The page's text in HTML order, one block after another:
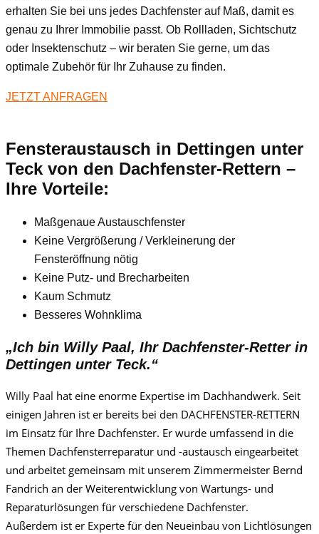
erhalten Sie bei uns jedes Dachfenster auf Maß, damit es
genau zu Ihrer Immobilie passt. Ob Rollladen, Sichtschutz
oder Insektenschutz – wir beraten Sie gerne, um das
optimale Zubehör für Ihr Zuhause zu finden.
JETZT ANFRAGEN
Fensteraustausch in Dettingen unter
Teck von den Dachfenster-Rettern –
Ihre Vorteile:
Maßgenaue Austauschfenster
Keine Vergrößerung / Verkleinerung der
Fensteröffnung nötig
Keine Putz- und Brecharbeiten
Kaum Schmutz
Besseres Wohnklima
„Ich bin Willy Paal, Ihr Dachfenster-Retter in
Dettingen unter Teck.“
Willy Paal hat eine enorme Expertise im Dachhandwerk. Seit
einigen Jahren ist er bereits bei den DACHFENSTER-RETTERN
im Einsatz für Ihre Dachfenster. Er wurde umfassend in die
Themen Dachfensterreparatur und -austausch eingearbeitet
und arbeitet gemeinsam mit unserem Zimmermeister Bernd
Fandrich an der Weiterentwicklung von Wartungs- und
Reparaturlösungen für verschiedene Dachfenster.
Außerdem ist er Experte für den Neueinbau von Lichtlösungen